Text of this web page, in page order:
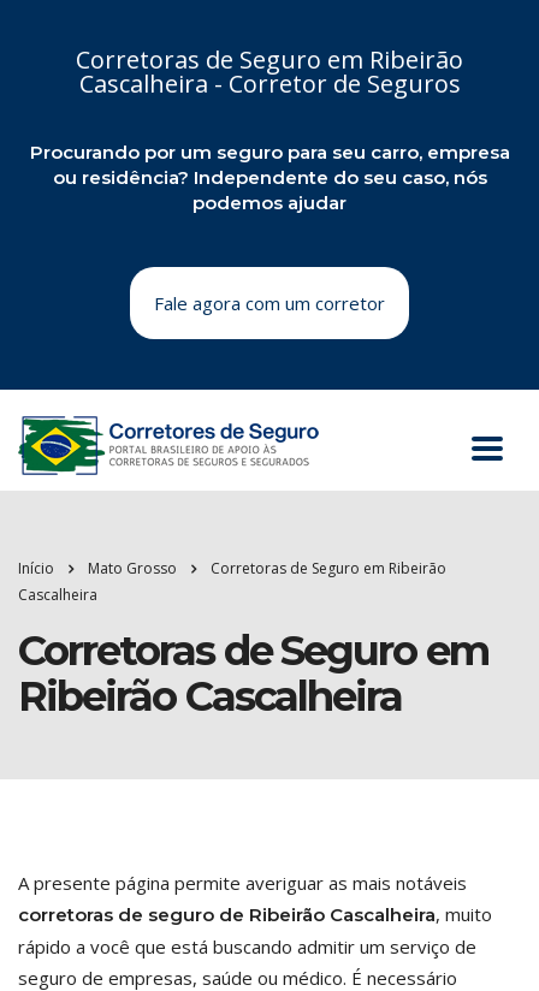
Corretoras de Seguro em Ribeirão
Cascalheira - Corretor de Seguros
Procurando por um seguro para seu carro, empresa
ou residência? Independente do seu caso, nós
podemos ajudar
Fale agora com um corretor
Início Mato Grosso
Corretoras de Seguro em Ribeirão
Cascalheira
Corretoras de Seguro em
Ribeirão Cascalheira
A presente página permite averiguar as mais notáveis
corretoras de seguro de Ribeirão Cascalheira, muito
rápido a você que está buscando admitir um serviço de
seguro de empresas, saúde ou médico. É necessário